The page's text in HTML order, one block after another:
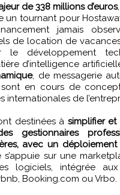
de 338 millions d’euros
un tournant pour
jamais
de location de
développement
d’intelligence
, de messagerie
en cours de
internationales de
destinées à simplifier et
gestionnaires
avec un
s’appuie sur une
logiciels, intégrée
Booking.com ou Vrbo.